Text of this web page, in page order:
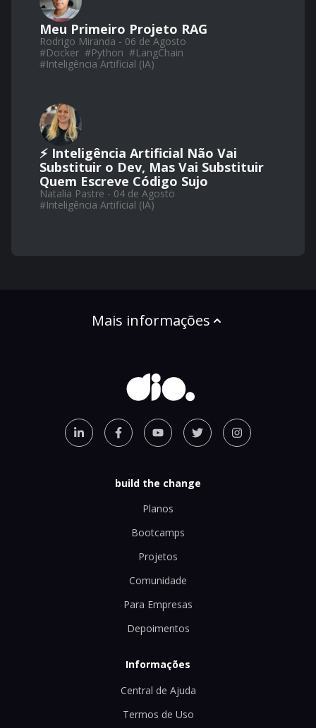
Meu Primeiro Projeto RAG
Rodrigo Miranda - 06 de Agosto
#Docker #Python #LangChain
#Inteligência Artificial (IA)
⚡ Inteligência Artificial Não Vai
Substituir o Dev, Mas Vai Substituir
Quem Escreve Código Sujo
Natalia Pastre - 04 de Agosto
#Inteligência Artificial (IA)
Mais informações
build the change
Planos
Bootcamps
Projetos
Comunidade
Para Empresas
Depoimentos
Informações
Central de Ajuda
Termos de Uso